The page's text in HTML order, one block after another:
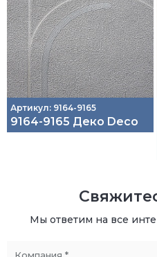
Артикул: 9164-9165
9164-9165 Деко Deco
Мы ответим на все